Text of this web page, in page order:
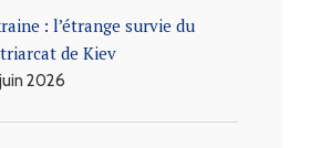
: l’étrange survie du
de Kiev
2026